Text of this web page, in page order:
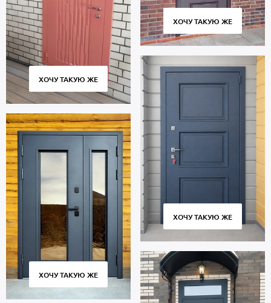
ХОЧУ ТАКУЮ ЖЕ
ХОЧУ ТАКУЮ ЖЕ
ХОЧУ ТАКУЮ ЖЕ
ХОЧУ ТАКУЮ ЖЕ